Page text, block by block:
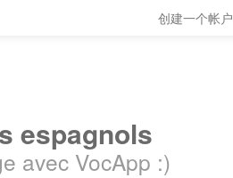
创建一个帐户
espagnols
avec VocApp :)